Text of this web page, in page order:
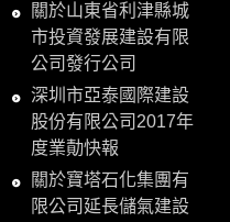
關於山東省利津縣城
市投資發展建設有限
公司發行公司
深圳市亞泰國際建設
股份有限公司2017年
度業勣快報
關於寶塔石化集團有
限公司延長儲氣建設